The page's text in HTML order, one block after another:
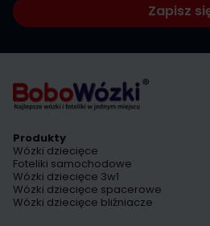
Zapisz
Produkty
Wózki dziecięce
Foteliki samochodowe
Wózki dziecięce 3w1
Wózki dziecięce spacerowe
Wózki dziecięce bliźniacze